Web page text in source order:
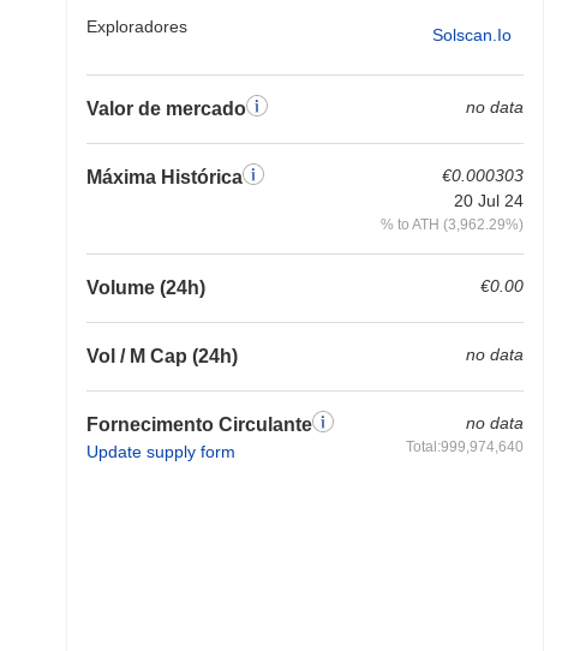
Exploradores Solscan.io
Valor de mercado no data
Máxima Histórica
€0.000303
20 Jul 24
% to ATH (3,962.29%)
Volume (24h) €0.00
Vol / M Cap (24h) no data
Fornecimento Circulante
Update supply form
no data
Total:999,974,640